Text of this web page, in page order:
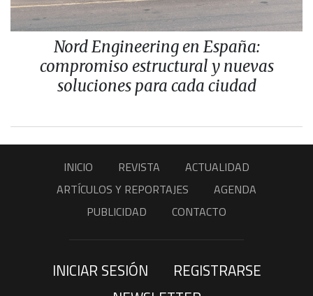
Nord Engineering en España:
compromiso estructural y nuevas
soluciones para cada ciudad
INICIO REVISTA
ACTUALIDAD
ARTÍCULOS Y REPORTAJES
AGENDA
PUBLICIDAD
CONTACTO
INICIAR SESIÓN
REGISTRARSE